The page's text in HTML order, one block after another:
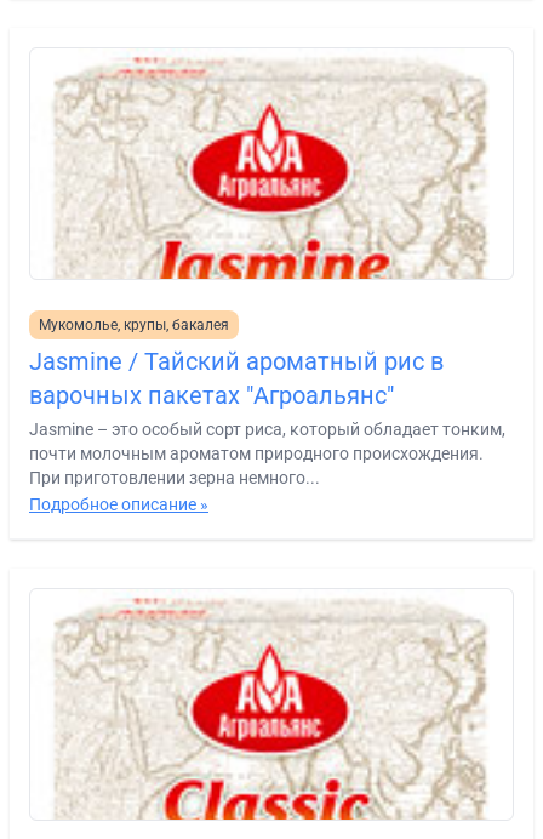
Мукомолье, крупы, бакалея
Jasmine / Тайский ароматный рис в
варочных пакетах "Агроальянс"
Jasmine – это особый сорт риса, который обладает тонким,
почти молочным ароматом природного происхождения.
При приготовлении зерна немного...
Подробное описание »